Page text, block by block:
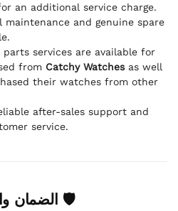
an additional service charge.
maintenance and genuine spare
services are available for
from Catchy Watchesas well
their watches from other
after-sales support and
service.
🛡 الضمان